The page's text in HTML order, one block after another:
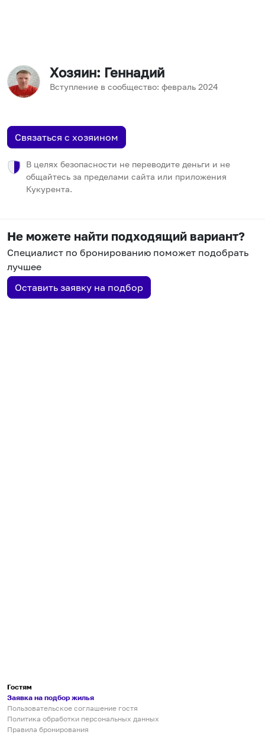
Хозяин: Геннадий
Вступление в сообщество: февраль 2024
Связаться с хозяином
В целях безопасности не переводите деньги и не
общайтесь за пределами сайта или приложения
Кукурента.
Не можете найти подходящий вариант?
Специалист по бронированию поможет подобрать
лучшее
Оставить заявку на подбор
Гостям
Заявка на подбор жилья
Пользовательское соглашение гостя
Политика обработки персональных данных
Правила бронирования